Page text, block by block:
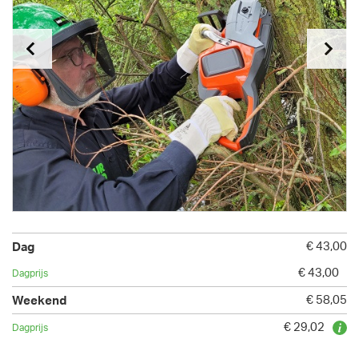
€ 43,00
€ 43,00
€ 58,05
€ 29,02